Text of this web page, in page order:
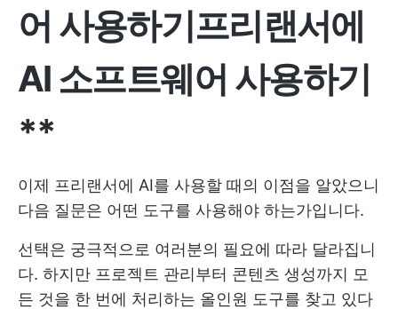
어 사용하기프리랜서에
AI 소프트웨어 사용하기
**
이제 프리랜서에 AI를 사용할 때의 이점을 알았으니
다음 질문은 어떤 도구를 사용해야 하는가입니다.
선택은 궁극적으로 여러분의 필요에 따라 달라집니
다. 하지만 프로젝트 관리부터 콘텐츠 생성까지 모
든 것을 한 번에 처리하는 올인원 도구를 찾고 있다